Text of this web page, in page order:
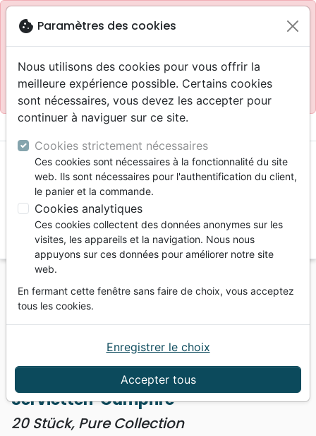
blockSite réservé aux professionnels
Accès pour les professionnels : Se connecter
Site pour le grand public : La Maison de la Bible
menu
Vous ne pouvez pas créer de nouvelle commande
depuis votre pays (United States).
Objets cadeaux
Servietten 'Campfire' - 20 Stück, Pure Collection
Servietten 'Campfire'
20 Stück, Pure Collection
cookie Paramètres des cookies
Nous utilisons des cookies pour vous offrir la
meilleure expérience possible. Certains cookies
sont nécessaires, vous devez les accepter pour
continuer à naviguer sur ce site.
Cookies strictement nécessaires
Ces cookies sont nécessaires à la fonctionnalité du site
web. Ils sont nécessaires pour l'authentification du client,
le panier et la commande.
Cookies analytiques
Ces cookies collectent des données anonymes sur les
visites, les appareils et la navigation. Nous nous
appuyons sur ces données pour améliorer notre site
web.
En fermant cette fenêtre sans faire de choix, vous acceptez
tous les cookies.
Accepter tous
Enregistrer le choix